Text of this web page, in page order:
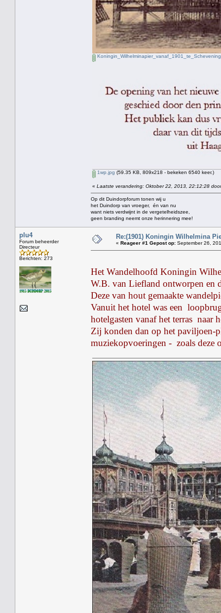
1wp.jpg (59.35 KB, 809x218 - bekeken 6540 keer.)
« Laatste verandering: Oktober 22, 2013, 22:12:28
Op dit Duindorpforum tonen wij u
het Duindorp van vroeger, én van nu
want niets verdwijnt in de vergetelheidszee,
geen branding neemt onze herinnering mee!
plu4
Forum beheerder
Directeur
Berichten: 273
Re:(1901) Koningin Wilhelmina
« Reageer #1 Gepost op: September 26,
Het Wandelhoofd Koningin
W.B. van Liefland ontworpen en
Deze van hout gemaakte
Vanuit het hotel was een
hotelgasten vanaf het terras naar
Zij konden dan op het paviljoen-
muziekopvoeringen - zoals deze